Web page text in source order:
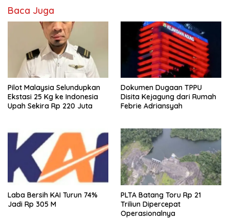
Baca Juga
Pilot Malaysia Selundupkan
Ekstasi 25 Kg ke Indonesia
Upah Sekira Rp 220 Juta
Dokumen Dugaan TPPU
Disita Kejagung dari Rumah
Febrie Adriansyah
Laba Bersih KAI Turun 74%
Jadi Rp 305 M
PLTA Batang Toru Rp 21
Triliun Dipercepat
Operasionalnya